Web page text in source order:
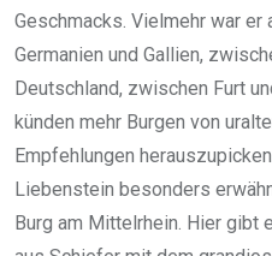
Geschmacks. Vielmehr war er
Germanien und Gallien,
Deutschland, zwischen Furt
künden mehr Burgen von
Empfehlungen
Liebenstein besonders
Burg am Mittelrhein. Hier gibt